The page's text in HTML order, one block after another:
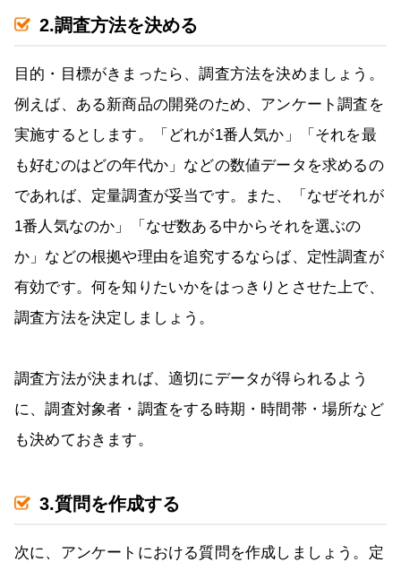
2.調査方法を決める
目的・目標がきまったら、調査方法を決めましょう。
例えば、ある新商品の開発のため、アンケート調査を
実施するとします。「どれが1番人気か」「それを最
も好むのはどの年代か」などの数値データを求めるの
であれば、定量調査が妥当です。また、「なぜそれが
1番人気なのか」「なぜ数ある中からそれを選ぶの
か」などの根拠や理由を追究するならば、定性調査が
有効です。何を知りたいかをはっきりとさせた上で、
調査方法を決定しましょう。
調査方法が決まれば、適切にデータが得られるよう
に、調査対象者・調査をする時期・時間帯・場所など
も決めておきます。
3.質問を作成する
次に、アンケートにおける質問を作成しましょう。定